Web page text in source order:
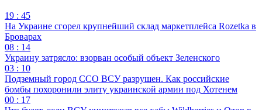
19 : 45
На Украине сгорел крупнейший склад маркетплейса Rozetka в
Броварах
08 : 14
Украину затрясло: взорван особый объект Зеленского
03 : 10
Подземный город ССО ВСУ разрушен. Как российские
бомбы похоронили элиту украинской армии под Хотенем
00 : 17